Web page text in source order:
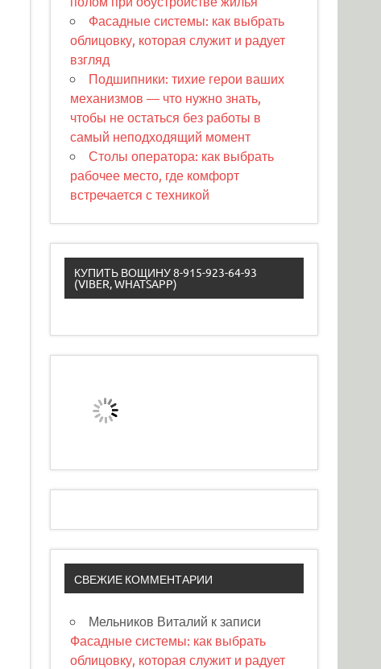
Фасадные системы: как выбрать
облицовку, которая служит и радует
взгляд
Подшипники: тихие герои ваших
механизмов — что нужно знать,
чтобы не остаться без работы в
самый неподходящий момент
Столы оператора: как выбрать
рабочее место, где комфорт
встречается с техникой
КУПИТЬ ВОЩИНУ 8-915-923-64-93
(VIBER, WHATSAPP)
СВЕЖИЕ КОММЕНТАРИИ
Мельников Виталий к записи
Фасадные системы: как выбрать
облицовку, которая служит и радует